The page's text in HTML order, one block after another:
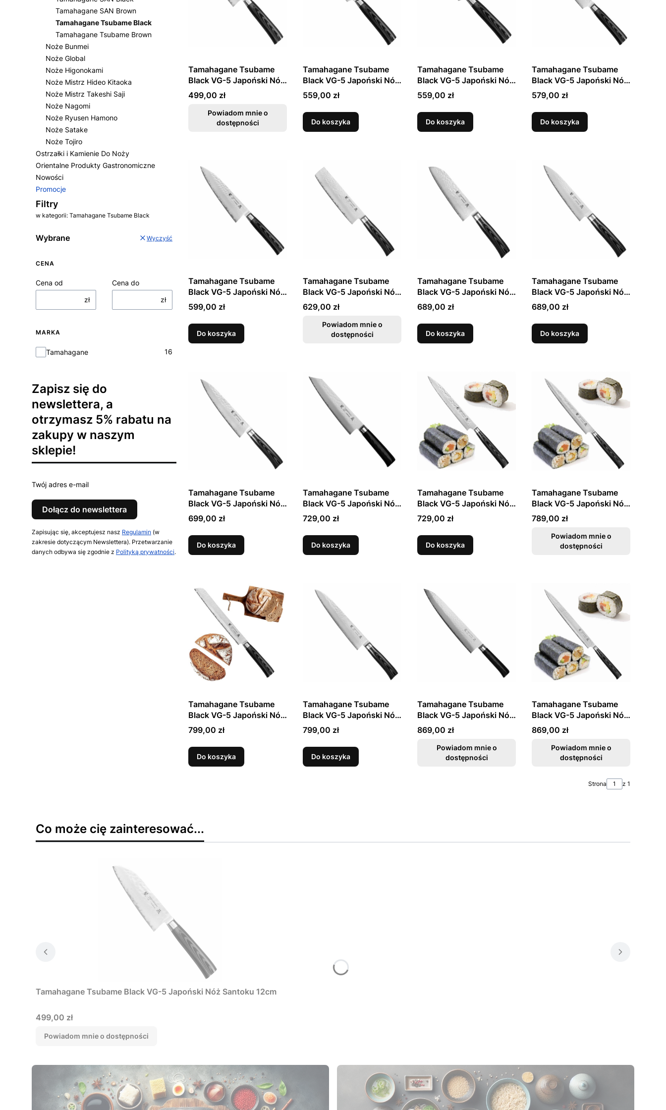
Tamahagane SAN Brown
Tamahagane Tsubame Black
Tamahagane Tsubame Brown
Noże Bunmei
Noże Global
Noże Higonokami
Noże Mistrz Hideo Kitaoka
Noże Mistrz Takeshi Saji
Noże Nagomi
Noże Ryusen Hamono
Noże Satake
Noże Tojiro
Ostrzałki i Kamienie Do Noży
Orientalne Produkty Gastronomiczne
Nowości
Promocje
Koniec menu
Filtry
w kategorii: Tamahagane Tsubame Black
Wybrane Wyczyść
CENA
Cena od
zł
Cena do
zł
MARKA
Marka
Tamahagane 16
Zapisz się do
newslettera, a
otrzymasz 5% rabatu na
zakupy w naszym
sklepie!
Twój adres e-mail
Dołącz do newslettera
Zapisując się, akceptujesz nasz Regulamin (w
zakresie dotyczącym Newslettera). Przetwarzanie
danych odbywa się zgodnie z Polityką prywatności.
Tamahagane Tsubame
Black VG-5 Japoński Nóż
Santoku 12cm
Cena
499,00 zł
Powiadom mnie o
dostępności
Tamahagane Tsubame
Black VG-5 Japoński Nóż
Uniwersalny 12cm
Cena
559,00 zł
Do koszyka
Tamahagane Tsubame
Black VG-5 Japoński Nóż
Do Obierania 9cm
Cena
559,00 zł
Do koszyka
Tamahagane Tsubame
Black VG-5 Japoński Nóż
Uniwersalny 15cm
Cena
579,00 zł
Do koszyka
Tamahagane Tsubame
Black VG-5 Japoński Nóż
Szefa Kuchni 15cm
Cena
599,00 zł
Do koszyka
Tamahagane Tsubame
Black VG-5 Japoński Nóż
Nakiri 18cm
Cena
629,00 zł
Powiadom mnie o
dostępności
Tamahagane Tsubame
Black VG-5 Japoński Nóż
Santoku 17,5cm
Cena
689,00 zł
Do koszyka
Tamahagane Tsubame
Black VG-5 Japoński Nóż
Szefa Kuchni 18cm
Cena
689,00 zł
Do koszyka
Tamahagane Tsubame
Black VG-5 Japoński Nóż
Szefa Kuchni 21cm
Cena
699,00 zł
Do koszyka
Tamahagane Tsubame
Black VG-5 Japoński Nóż
Kengata 19,5cm
Cena
729,00 zł
Do koszyka
Tamahagane Tsubame
Black VG-5 Japoński Nóż
Sashimi Do Sushi 21cm
Cena
729,00 zł
Do koszyka
Tamahagane Tsubame
Black VG-5 Japoński Nóż
Sashimi Do Sushi 24cm
Cena
789,00 zł
Powiadom mnie o
dostępności
Tamahagane Tsubame
Black VG-5 Japoński Nóż
Do Chleba 23cm
Cena
799,00 zł
Do koszyka
Tamahagane Tsubame
Black VG-5 Japoński Nóż
Szefa Kuchni 24cm
Cena
799,00 zł
Do koszyka
Tamahagane Tsubame
Black VG-5 Japoński Nóż
Szefa Kuchni 27cm
Cena
869,00 zł
Powiadom mnie o
dostępności
Tamahagane Tsubame
Black VG-5 Japoński Nóż
Sashimi Do Sushi 27cm
Cena
869,00 zł
Powiadom mnie o
dostępności
Strona z 1
Co może cię zainteresować...
Tamahagane Tsubame Black VG-5 Japoński Nóż Santoku 12cm
Cena
499,00 zł
Powiadom mnie o dostępności